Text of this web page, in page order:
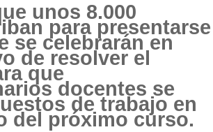
unos 8.000
para presentarse
se celebrarán en
de resolver el
que
docentes se
de trabajo en
del próximo curso.